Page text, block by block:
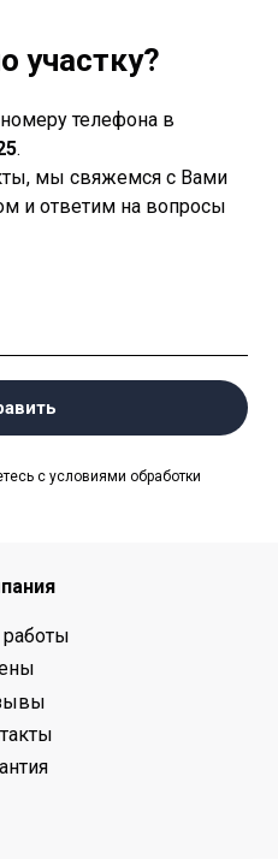
участку?
телефона в
.
мы свяжемся с Вами
и ответим на вопросы
с условиями обработки